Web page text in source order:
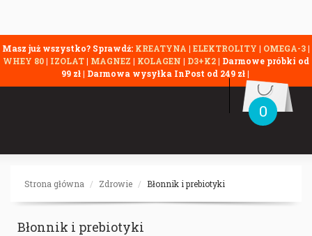
Masz już wszystko? Sprawdź: KREATYNA | ELEKTROLITY | OMEGA-3|
WHEY 80| IZOLAT| MAGNEZ | KOLAGEN | D3+K2| Darmowe próbki od
99 zł | Darmowa wysyłka InPost od 249 zł |
0
Strona główna Zdrowie Błonnik i prebiotyki
Błonnik i prebiotyki